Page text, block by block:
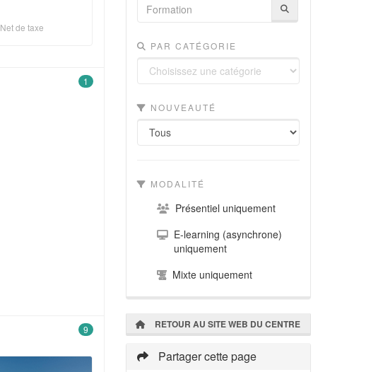
Net de taxe
1
9
PAR CATÉGORIE
NOUVEAUTÉ
MODALITÉ
Présentiel uniquement
E-learning (asynchrone)
uniquement
Mixte uniquement
RETOUR AU SITE WEB DU CENTRE
Partager cette page